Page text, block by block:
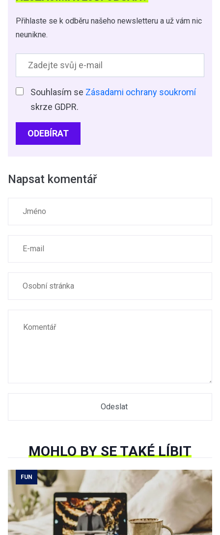
Přihlaste se k odběru našeho newsletteru a už vám nic
neunikne.
Souhlasím se Zásadami ochrany soukromí
skrze GDPR.
ODEBÍRAT
Napsat komentář
MOHLO BY SE TAKÉ LÍBIT
FUN